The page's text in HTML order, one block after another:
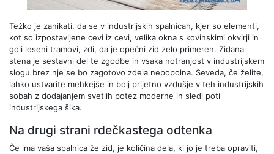
Težko je zanikati, da se v industrijskih spalnicah, kjer so elementi,
kot so izpostavljene cevi iz cevi, velika okna s kovinskimi okvirji in
goli leseni tramovi, zdi, da je opečni zid zelo primeren. Zidana
stena je sestavni del te zgodbe in vsaka notranjost v industrijskem
slogu brez nje se bo zagotovo zdela nepopolna. Seveda, če želite,
lahko ustvarite mehkejše in bolj prijetno vzdušje v teh industrijskih
sobah z dodajanjem svetlih potez moderne in sledi poti
industrijskega šika.
Na drugi strani rdečkastega odtenka
Če ima vaša spalnica že zid, je količina dela, ki jo je treba opraviti,